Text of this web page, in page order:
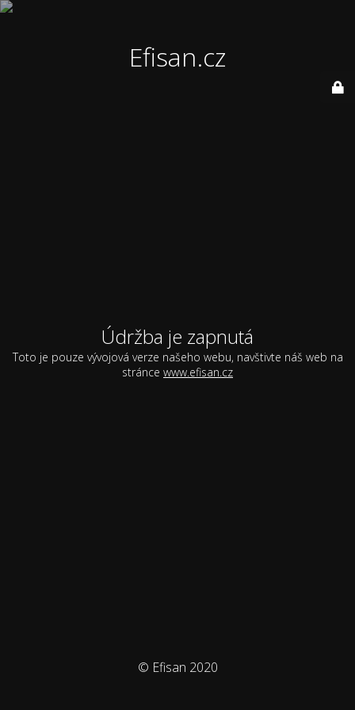
Efisan.cz
Údržba je zapnutá
Toto je pouze vývojová verze našeho webu, navštivte náš web na
stránce www.efisan.cz
© Efisan 2020